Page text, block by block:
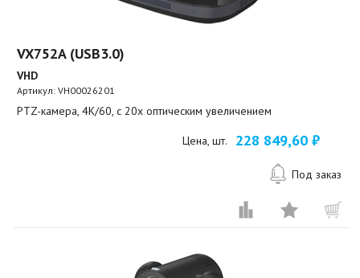
VX752A (USB3.0)
VHD
Артикул:VH00026201
PTZ-камера, 4K/60, c 20х оптическим увеличением
Цена, шт. 228 849,60 ₽
Под заказ